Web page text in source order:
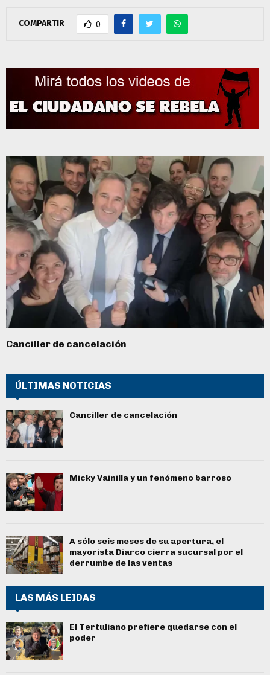
COMPARTIR 0
Canciller de cancelación
ÚLTIMAS NOTICIAS
Canciller de cancelación
Micky Vainilla y un fenómeno barroso
A sólo seis meses de su apertura, el
mayorista Diarco cierra sucursal por el
derrumbe de las ventas
LAS MÁS LEIDAS
El Tertuliano prefiere quedarse con el
poder